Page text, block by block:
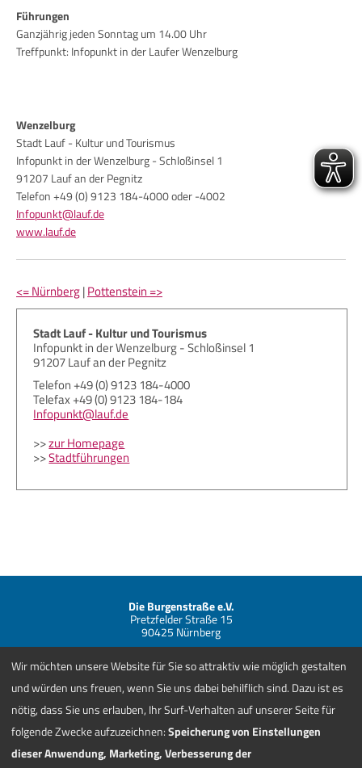
Führungen
Ganzjährig jeden Sonntag um 14.00 Uhr
Treffpunkt: Infopunkt in der Laufer Wenzelburg
Wenzelburg
Stadt Lauf - Kultur und Tourismus
Infopunkt in der Wenzelburg - Schloßinsel 1
91207 Lauf an der Pegnitz
Telefon +49 (0) 9123 184-4000 oder -4002
Infopunkt@lauf.de
www.lauf.de
<= Nürnberg|Pottenstein =>
Stadt Lauf - Kultur und Tourismus
Infopunkt in der Wenzelburg - Schloßinsel 1
91207 Lauf an der Pegnitz
Telefon +49 (0) 9123 184-4000
Telefax +49 (0) 9123 184-184
Infopunkt@lauf.de
>>zur Homepage
>>Stadtführungen
Die Burgenstraße e.V.
Pretzfelder Straße 15
90425 Nürnberg
info@burgenstrasse.de
Kontakt
Jobs
Impressum/Datenschutzhinweis
Cookie-Zustimmungen ändern
Wir möchten unsere Website für Sie so attraktiv wie möglich gestalten
und würden uns freuen, wenn Sie uns dabei behilflich sind. Dazu ist es
nötig, dass Sie uns erlauben, Ihr Surf-Verhalten auf unserer Seite für
folgende Zwecke aufzuzeichnen:Speicherung von Einstellungen
dieser Anwendung, Marketing, Verbesserung der